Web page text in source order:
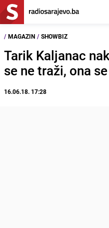
/ MAGAZIN / SHOWBIZ
Tarik Kaljanac
se ne traži, ona
16.06.18. 17:28